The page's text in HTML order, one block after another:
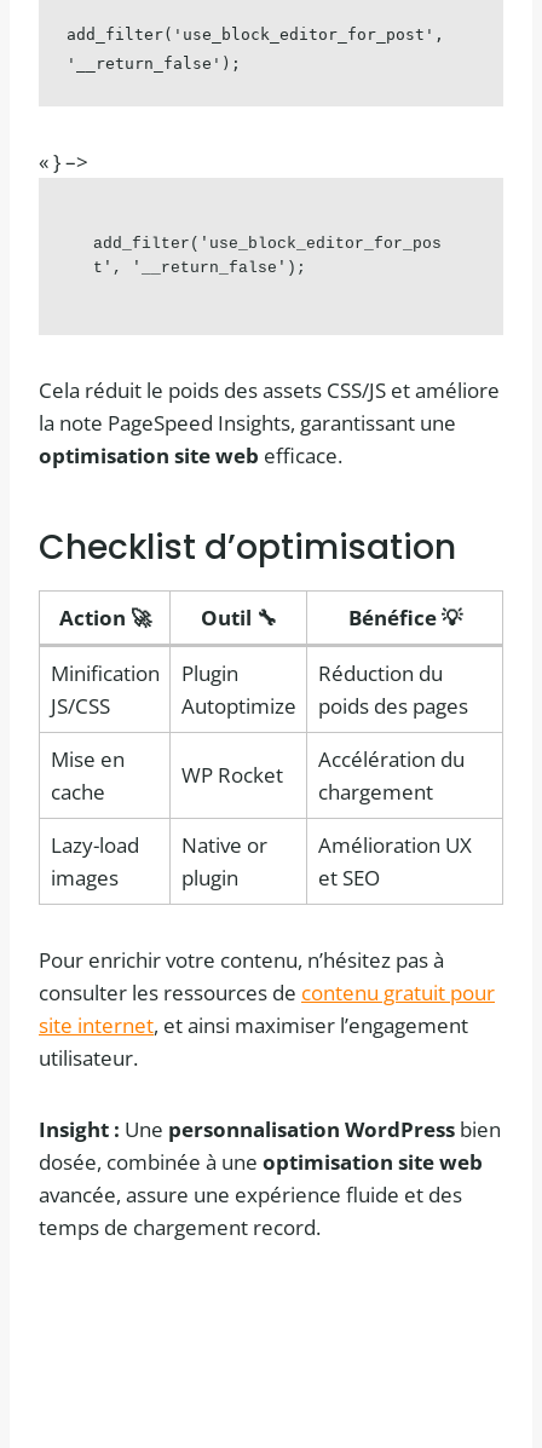
add_filter('use_block_editor_for_post',
'__return_false');
« } –>
add_filter('use_block_editor_for_pos
t', '__return_false');
Cela réduit le poids des assets CSS/JS et améliore
la note PageSpeed Insights, garantissant une
optimisation site web efficace.
Checklist d’optimisation
Action 🚀 Outil 🔧
Bénéfice 💡
Minification
JS/CSS
Plugin
Autoptimize
Réduction du
poids des pages
Mise en
cache
WP Rocket
Accélération du
chargement
Lazy-load
images
Native or
plugin
Amélioration UX
et SEO
Pour enrichir votre contenu, n’hésitez pas à
consulter les ressources de contenu gratuit pour
site internet, et ainsi maximiser l’engagement
utilisateur.
Insight : Une personnalisation WordPress bien
dosée, combinée à une optimisation site web
avancée, assure une expérience fluide et des
temps de chargement record.